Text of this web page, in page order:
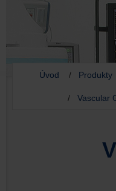
Úvod / Produkty
/ Vascular